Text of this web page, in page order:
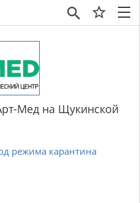
×
Мед на Щукинской
режима карантина